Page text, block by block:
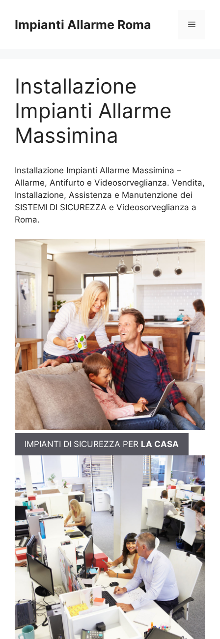
contenuto
Impianti Allarme Roma Menu
Installazione
Impianti Allarme
Massimina
Installazione Impianti Allarme Massimina –
Allarme, Antifurto e Videosorveglianza. Vendita,
Installazione, Assistenza e Manutenzione dei
SISTEMI DI SICUREZZA e Videosorveglianza a
Roma.
IMPIANTI DI SICUREZZA PER LA CASA